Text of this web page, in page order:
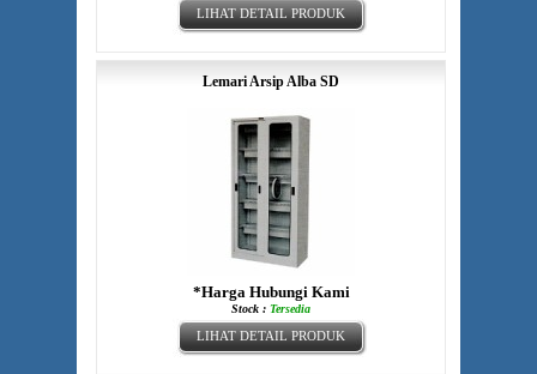
LIHAT DETAIL PRODUK
Lemari Arsip Alba SD
*Harga Hubungi Kami
Stock : Tersedia
LIHAT DETAIL PRODUK